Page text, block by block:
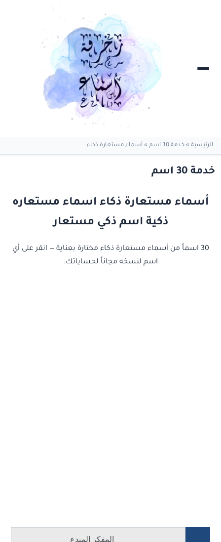
الرئيسية » خدمة 30 اسم » أسماء مستعارة ذكاء
خدمة 30 اسم
أسماء مستعارة ذكاء اسماء مستعاره
ذكية اسم ذكي مستعار
30 اسماً من أسماء مستعارة ذكاء مختارة بعناية — انقر على أي
اسم لنسخه مجاناً لحساباتك.